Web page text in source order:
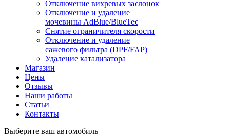
Отключение вихревых заслонок
Отключение и удаление
мочевины AdBlue/BlueTec
Снятие ограничителя скорости
Отключение и удаление
сажевого фильтра (DPF/FAP)
Удаление катализатора
Магазин
Цены
Отзывы
Наши работы
Статьи
Контакты
Выберите ваш автомобиль